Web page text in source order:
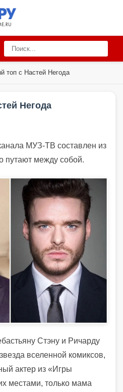
топ с Настей Негода
Негода
МУЗ-ТВ составлен из
путают между собой.
Стэну и Ричарду
вселенной комиксов,
актер из «Игры
местами, только мама